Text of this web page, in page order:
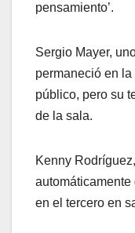
pensamiento’.
Sergio Mayer,
permaneció en
público, pero su
de la sala.
Kenny
en el tercero en